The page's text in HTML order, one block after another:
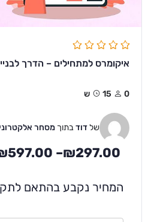
איקומרס למתחילים – הדרך
0 15ש
שלדודבתוך מסחר
₪297.00
–
597.00
המחיר נקבע בהתאם